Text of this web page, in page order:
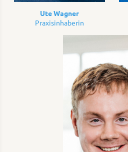
Ute Wagner
Praxisinhaberin